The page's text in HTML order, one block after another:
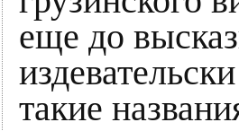
еще до
такие